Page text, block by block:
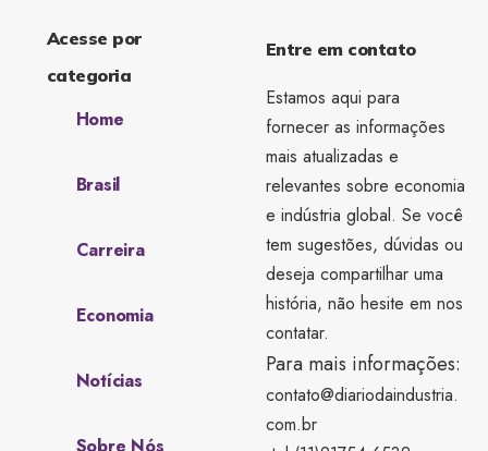
Acesse por
categoria
Home
Brasil
Carreira
Economia
Notícias
Entre em contato
Estamos aqui para
fornecer as informações
mais atualizadas e
relevantes sobre economia
e indústria global. Se você
tem sugestões, dúvidas ou
deseja compartilhar uma
história, não hesite em nos
contatar.
Para mais informações:
contato@diariodaindustria.
com.br